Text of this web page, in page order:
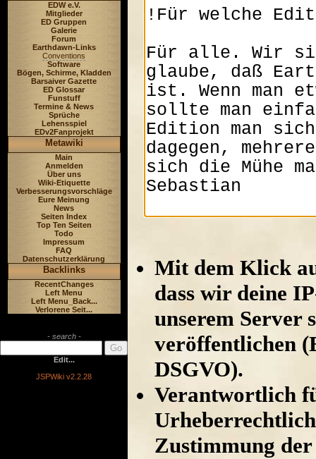
EDW e.V.
Mitglieder
ED Gruppen
Galerie
Forum
Earthdawn-Links
Conventions
Software
Bögen, Schirme, Kladden
Barsaiver Gazette
ED Glossar
Funstuff
Termine & News
Sprüche
Lehensspiel
EDv2Fanprojekt
Metawiki
Main
Anmelden
Über uns
Wiki-Etiquette
Verbesserungsvorschläge
Eure Meinung
News
Seiten Index
Top Ten Seiten
Todo
Impressum
FAQ
Datenschutzerklärung
Backlinks
RecentChanges
Left Menu
Left Menu_Back...
Verlorene Seit...
- search -
Edit...
JSPWiki v2.2.28
Mit dem Klick
dass wir deine
unserem Server
veröffentlichen
DSGVO).
Verantwortlich
Zustimmung